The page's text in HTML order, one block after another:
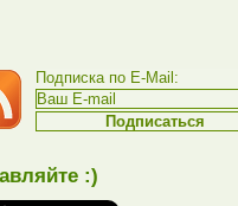
Подписка по E-Mail:
:)